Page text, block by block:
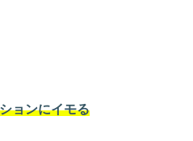
ョンにイモる